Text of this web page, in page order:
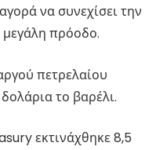
να συνεχίσει την
μεγάλη πρόοδο.
πετρελαίου
το βαρέλι.
εκτινάχθηκε 8,5